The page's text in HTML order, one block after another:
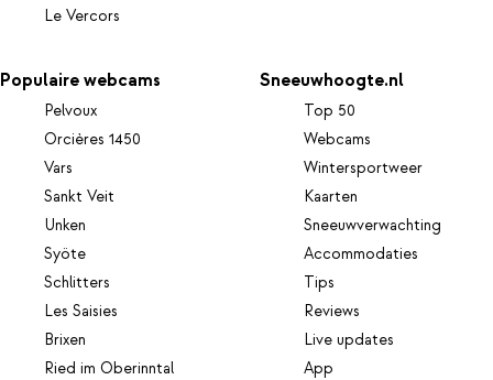
Le Vercors
Populaire webcams
Pelvoux
Orcières 1450
Vars
Sankt Veit
Unken
Syöte
Schlitters
Les Saisies
Brixen
Ried im Oberinntal
Sneeuwhoogte.nl
Top 50
Webcams
Wintersportweer
Kaarten
Sneeuwverwachting
Accommodaties
Tips
Reviews
Live updates
App